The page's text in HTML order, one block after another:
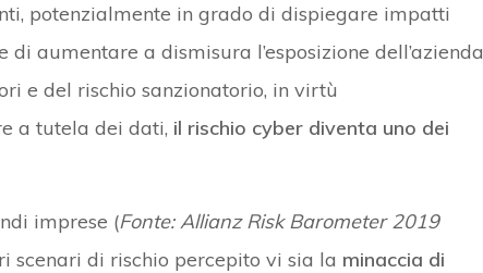
potenzialmente in grado di dispiegare impatti
aumentare a dismisura l’esposizione dell’azienda
e del rischio sanzionatorio, in virtù
a tutela dei dati, il rischio cyber diventa uno dei
imprese (Fonte: Allianz Risk Barometer 2019
scenari di rischio percepito vi sia la minaccia di